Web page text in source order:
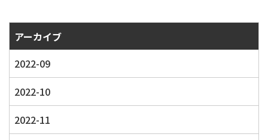
アーカイブ
2022-09
2022-10
2022-11